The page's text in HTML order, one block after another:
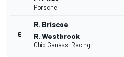
Porsche
6
R. Briscoe
R. Westbrook
Chip Ganassi Racing